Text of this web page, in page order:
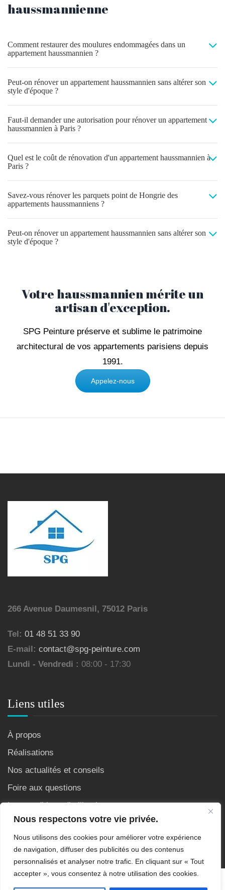
Nous respectons votre vie privée.
Nous utilisons des cookies pour améliorer votre expérience
de navigation, diffuser des publicités ou des contenus
personnalisés et analyser notre trafic. En cliquant sur « Tout
accepter », vous consentez à notre utilisation des cookies.
haussmannienne
Comment restaurer des moulures endommagées dans un
appartement haussmannien ?
Peut-on rénover un appartement haussmannien sans altérer son
style d'époque ?
Faut-il demander une autorisation pour rénover un appartement
haussmannien à Paris ?
Quel est le coût de rénovation d'un appartement haussmannien à
Paris ?
Savez-vous rénover les parquets point de Hongrie des
appartements haussmanniens ?
Peut-on rénover un appartement haussmannien sans altérer son
style d'époque ?
Votre haussmannien mérite un
artisan d'exception.
SPG Peinture préserve et sublime le patrimoine
architectural de vos appartements parisiens depuis
1991.
Appelez-nous
266 Avenue Daumesnil, 75012 Paris
Tel: 01 48 51 33 90
E-mail: contact@spg-peinture.com
Lundi - Vendredi : 08:00 - 17:30
Liens utiles
À propos
Réalisations
Nos actualités et conseils
Foire aux questions
Les conditions d’utilisation
Copyright © 2007 - 2026 Site crée et référencé par AS